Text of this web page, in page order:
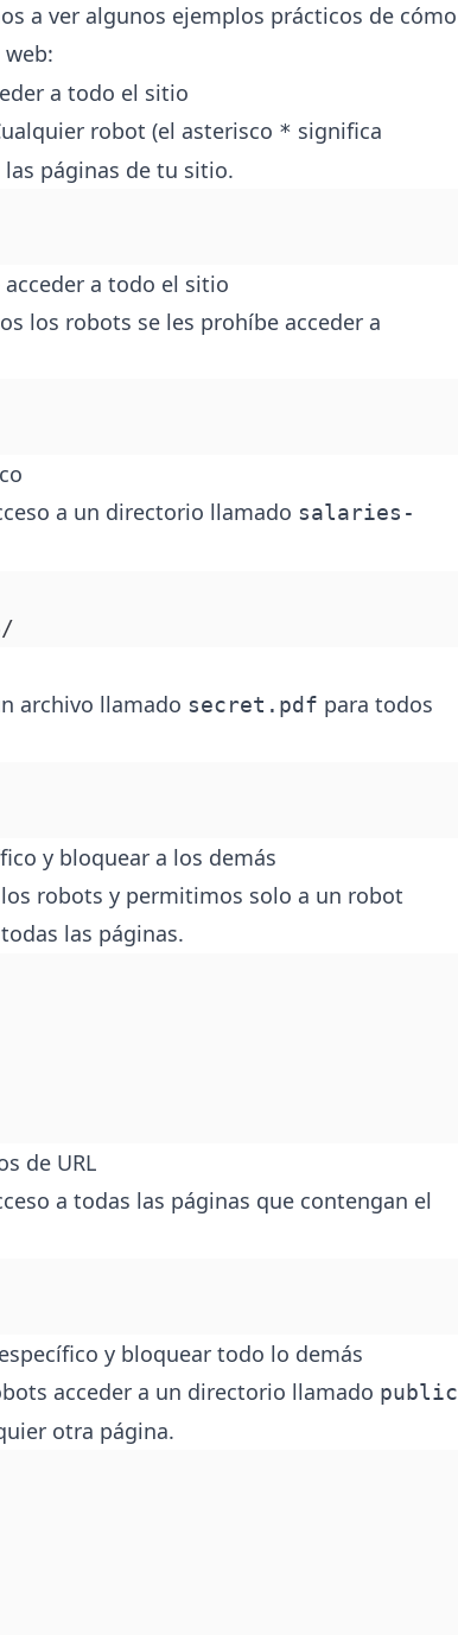
a ver algunos ejemplos prácticos de cómo
a todo el sitio
robot (el asterisco * significa
las páginas de tu sitio.
a todo el sitio
los robots se les prohíbe acceder a
a un directorio llamado salaries-
archivo llamado secret.pdf para todos
y bloquear a los demás
robots y permitimos solo a un robot
las páginas.
de URL
a todas las páginas que contengan el
y bloquear todo lo demás
acceder a un directorio llamado public
otra página.